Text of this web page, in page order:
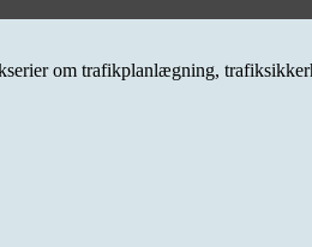
om trafikplanlægning,